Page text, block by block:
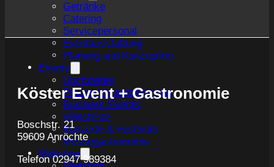
Getränke
Catering
Servicepersonal
Eventausstattung
Planung und Konzeption
Events
Hochzeiten
Private Veranstaltungen
Business Events
Volksfeste
Konzerte & Festivals
Messegastronomie
Mietshop
Köster Event + Gastronomie
Boschstr. 21
59609 Anröchte
Telefon 02947 989384